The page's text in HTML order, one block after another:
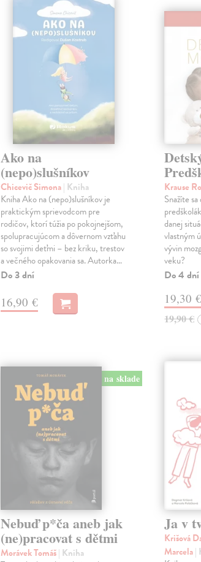
Ako na
(nepo)slušníkov
Chicevič Simona| Kniha
Kniha Ako na (nepo)slušníkov je
praktickým sprievodcom pre
rodičov, ktorí túžia po pokojnejšom,
spolupracujúcom a dôvernom vzťahu
so svojimi deťmi – bez kriku, trestov
a večného opakovania sa. Autorka…
Do 3 dní
16,90 €
Krause
Snažíte
danej
vlastným
vývin
veku?
Do 4 dní
19,30 €
19,90 €
na sklade
Nebuď p*ča aneb jak
(ne)pracovat s dětmi
Morávek Tomáš| Kniha
Ja v
Krišová
Marcela|